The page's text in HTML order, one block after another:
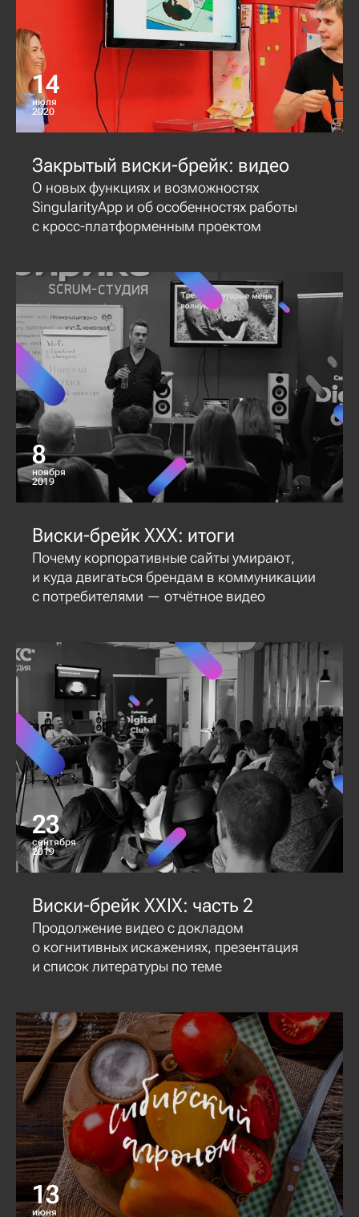
14
июля
2020
Закрытый виски-брейк: видео
О новых функциях и возможностях
SingularityApp и об особенностях работы
с кросс-платформенным проектом
8
ноября
2019
Виски-брейк XXX: итоги
Почему корпоративные сайты умирают,
и куда двигаться брендам в коммуникации
с потребителями — отчётное видео
23
сентября
2019
Виски-брейк XXIX: часть 2
Продолжение видео с докладом
о когнитивных искажениях, презентация
и список литературы по теме
13
июня